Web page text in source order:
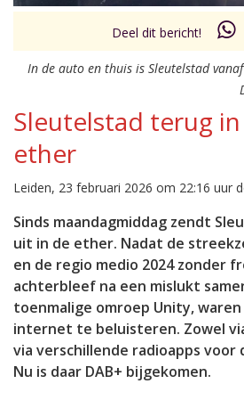
Deel dit bericht!
In de auto en thuis is Sleutelstad
Sleutelstad terug
ether
Leiden, 23 februari 2026 om 22:16 uur
Sinds maandagmiddag zendt
uit in de ether. Nadat de
en de regio medio 2024 zonder
achterbleef na een mislukt
toenmalige omroep Unity,
internet te beluisteren. Zowel
via verschillende radioapps
Nu is daar DAB+ bijgekomen.